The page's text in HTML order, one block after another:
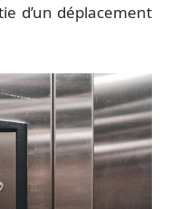
d’un déplacement